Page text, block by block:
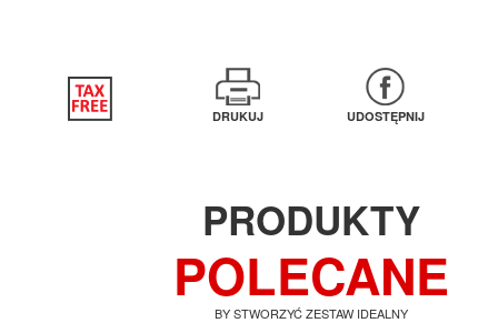
DRUKUJ UDOSTĘPNIJ
PRODUKTY
POLECANE
BY STWORZYĆ ZESTAW IDEALNY